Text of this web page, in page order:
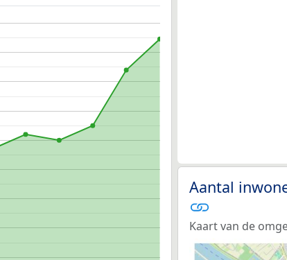
Aantal
Kaart van de